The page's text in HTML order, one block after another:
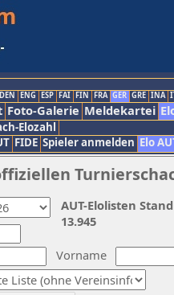
DEN ENG ESP FAI FIN FRA GER GRE INA
Foto-Galerie Meldekartei
Elozahl
FIDE Spieler anmelden Elo
Vorname
AUT-Elolisten
13.945